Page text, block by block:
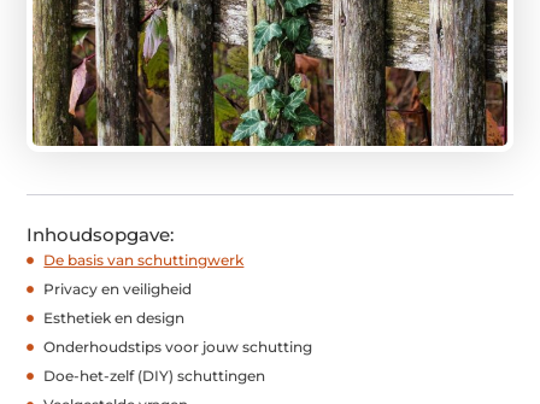
Inhoudsopgave:
De basis van schuttingwerk
Privacy en veiligheid
Esthetiek en design
Onderhoudstips voor jouw schutting
Doe-het-zelf (DIY) schuttingen